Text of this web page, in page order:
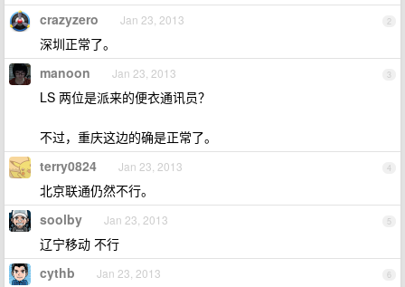
2
crazyzero Jan 23, 2013
深圳正常了。
3
manoon Jan 23, 2013
LS 两位是派来的便衣通讯员？
不过，重庆这边的确是正常了。
4
terry0824 Jan 23, 2013
北京联通仍然不行。
5
soolby Jan 23, 2013
辽宁移动 不行
6
cythb Jan 23, 2013